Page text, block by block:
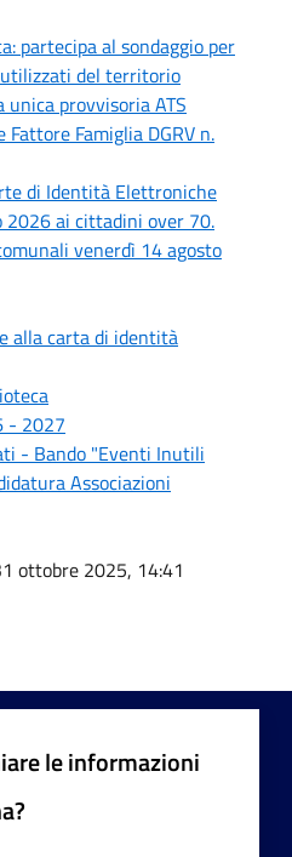
partecipa al sondaggio per
del territorio
provvisoria ATS
Famiglia DGRV n.
di Identità Elettroniche
2026 ai cittadini over 70.
venerdì 14 agosto
alla carta di identità
- 2027
- Bando "Eventi Inutili
Associazioni
ottobre 2025, 14:41
le informazioni